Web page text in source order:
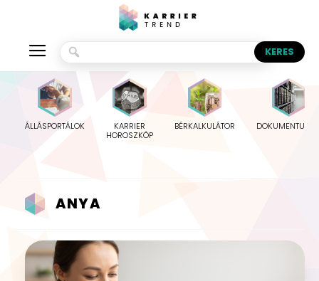
ÁLLÁSPORTÁLOK
KARRIER
HOROSZKÓP
BÉRKALKULÁTOR
ANYA